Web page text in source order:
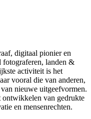
digitaal pionier en
fotograferen, landen &
activiteit is het
vooral die van anderen,
nieuwe uitgeefvormen.
ontwikkelen van gedrukte
en mensenrechten.